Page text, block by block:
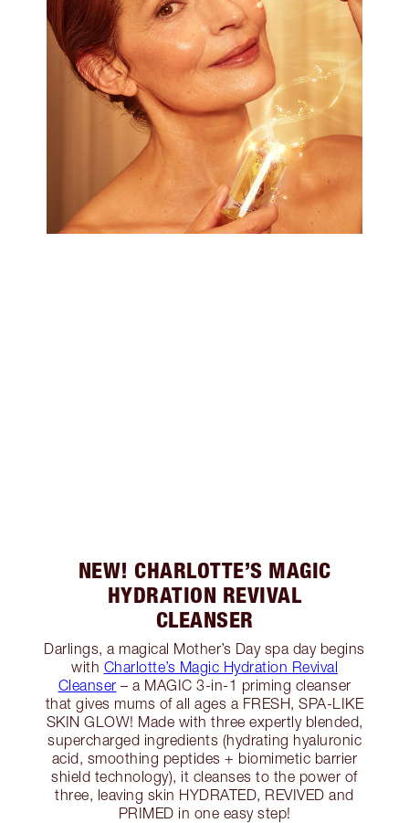
NEW! CHARLOTTE’S MAGIC
HYDRATION REVIVAL
CLEANSER
Darlings, a magical Mother’s Day spa day begins
with Charlotte’s Magic Hydration Revival
Cleanser – a MAGIC 3-in-1 priming cleanser
that gives mums of all ages a FRESH, SPA-LIKE
SKIN GLOW! Made with three expertly blended,
supercharged ingredients (hydrating hyaluronic
acid, smoothing peptides + biomimetic barrier
shield technology), it cleanses to the power of
three, leaving skin HYDRATED, REVIVED and
PRIMED in one easy step!